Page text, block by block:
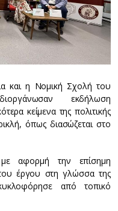
και η Νομική Σχολή του
εκδήλωση
κείμενα της πολιτικής
όπως διασώζεται στο
αφορμή την επίσημη
έργου στη γλώσσα της
από τοπικό